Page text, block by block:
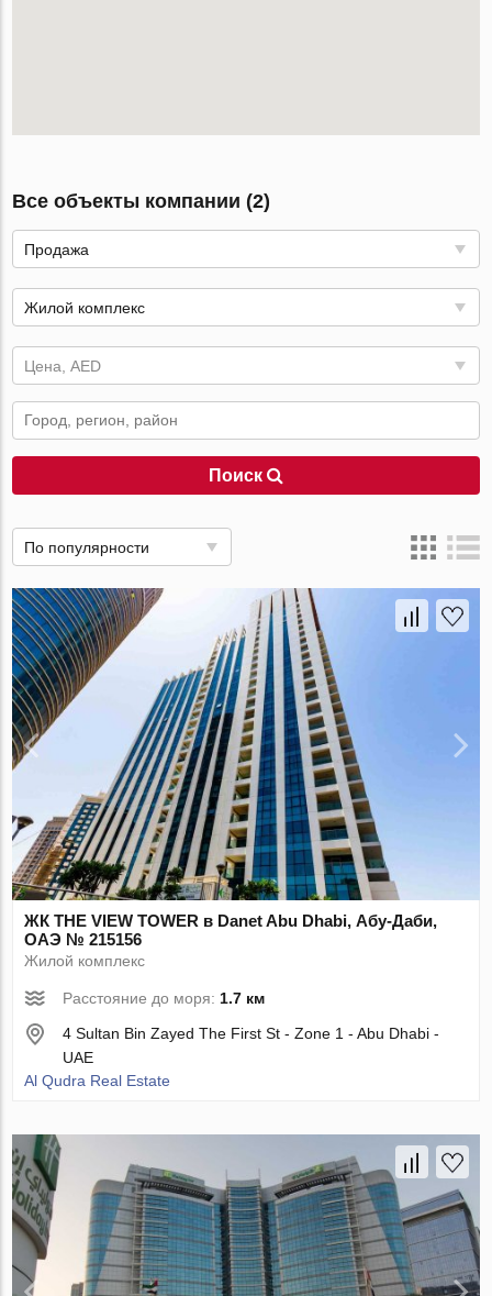
Все объекты компании (2)
Продажа
Жилой комплекс
Цена, AED
Поиск
По популярности
ЖК THE VIEW TOWER в Danet Abu Dhabi, Абу-Даби,
ОАЭ № 215156
Жилой комплекс
Расстояние до моря: 1.7 км
4 Sultan Bin Zayed The First St - Zone 1 - Abu Dhabi -
UAE
Al Qudra Real Estate